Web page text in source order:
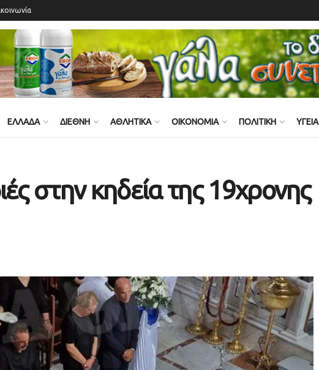
ΕΛΛΑΔΑ ΔΙΕΘΝΗ ΑΘΛΗΤΙΚΑ ΟΙΚΟΝΟΜΙΑ ΠΟΛΙΤΙΚΗ ΥΓΕΙΑ
στην κηδεία της 19χρονης